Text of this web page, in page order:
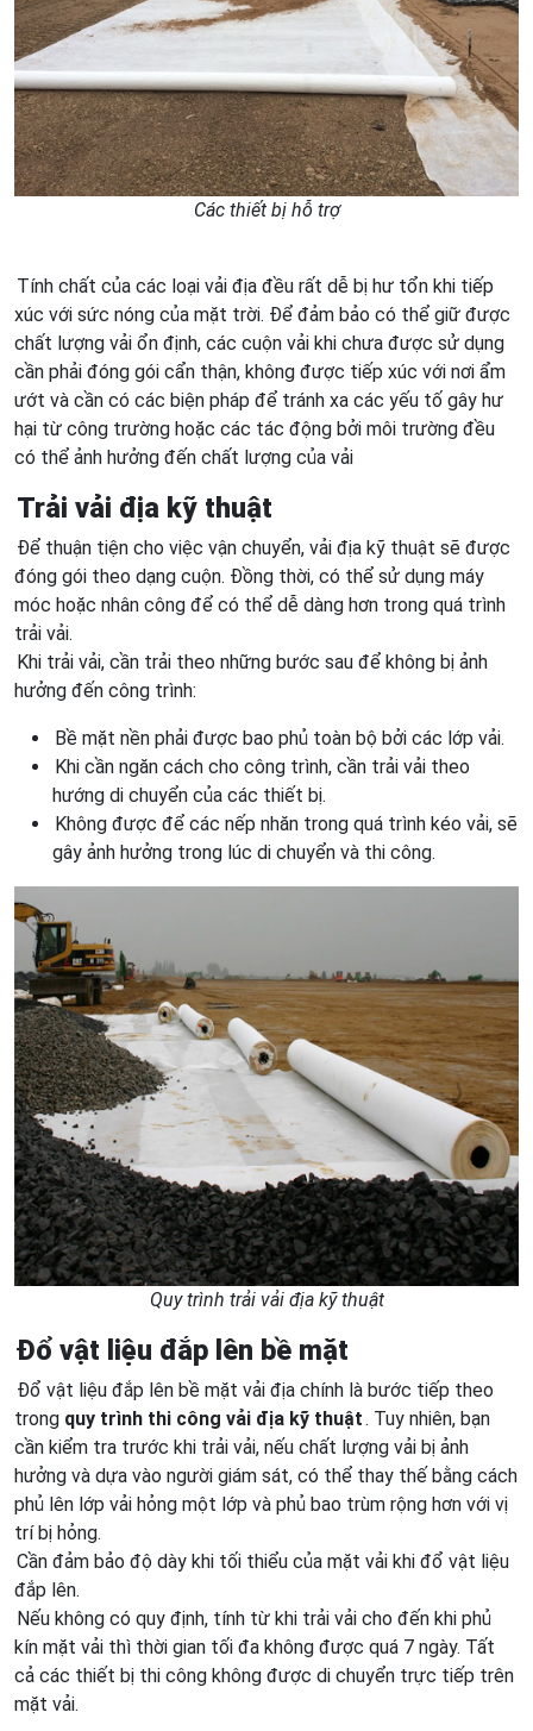
Các thiết bị hỗ trợ
Tính chất của các loại vải địa đều rất dễ bị hư tổn khi tiếp
xúc với sức nóng của mặt trời. Để đảm bảo có thể giữ được
chất lượng vải ổn định, các cuộn vải khi chưa được sử dụng
cần phải đóng gói cẩn thận, không được tiếp xúc với nơi ẩm
ướt và cần có các biện pháp để tránh xa các yếu tố gây hư
hại từ công trường hoặc các tác động bởi môi trường đều
có thể ảnh hưởng đến chất lượng của vải
Trải vải địa kỹ thuật
Để thuận tiện cho việc vận chuyển, vải địa kỹ thuật sẽ được
đóng gói theo dạng cuộn. Đồng thời, có thể sử dụng máy
móc hoặc nhân công để có thể dễ dàng hơn trong quá trình
trải vải.
Khi trải vải, cần trải theo những bước sau để không bị ảnh
hưởng đến công trình:
Bề mặt nền phải được bao phủ toàn bộ bởi các lớp vải.
Khi cần ngăn cách cho công trình, cần trải vải theo
hướng di chuyển của các thiết bị.
Không được để các nếp nhăn trong quá trình kéo vải, sẽ
gây ảnh hưởng trong lúc di chuyển và thi công.
Quy trình trải vải địa kỹ thuật
Đổ vật liệu đắp lên bề mặt
Đổ vật liệu đắp lên bề mặt vải địa chính là bước tiếp theo
trong quy trình thi công vải địa kỹ thuật. Tuy nhiên, bạn
cần kiểm tra trước khi trải vải, nếu chất lượng vải bị ảnh
hưởng và dựa vào người giám sát, có thể thay thế bằng cách
phủ lên lớp vải hỏng một lớp và phủ bao trùm rộng hơn với vị
trí bị hỏng.
Cần đảm bảo độ dày khi tối thiểu của mặt vải khi đổ vật liệu
đắp lên.
Nếu không có quy định, tính từ khi trải vải cho đến khi phủ
kín mặt vải thì thời gian tối đa không được quá 7 ngày. Tất
cả các thiết bị thi công không được di chuyển trực tiếp trên
mặt vải.